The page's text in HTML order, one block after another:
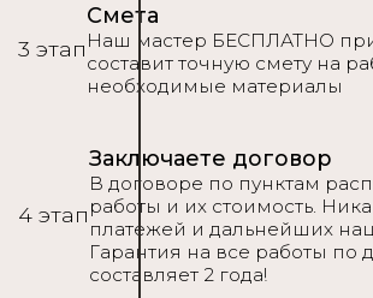
3 этап
Смета
Наш мастер БЕСПЛАТНО
составит точную смету на
необходимые материалы
4 этап
Заключаете договор
В договоре по пунктам
работы и их стоимость.
платежей и дальнейших
Гарантия на все работы по
составляет 2 года!